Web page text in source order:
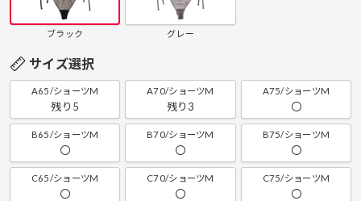
ブラック グレー
サイズ選択
A65/ショーツM
残り5
A70/ショーツM
残り3
A75/ショーツM
〇
B65/ショーツM
〇
B70/ショーツM
〇
B75/ショーツM
〇
C65/ショーツM
〇
C70/ショーツM
〇
C75/ショーツM
〇